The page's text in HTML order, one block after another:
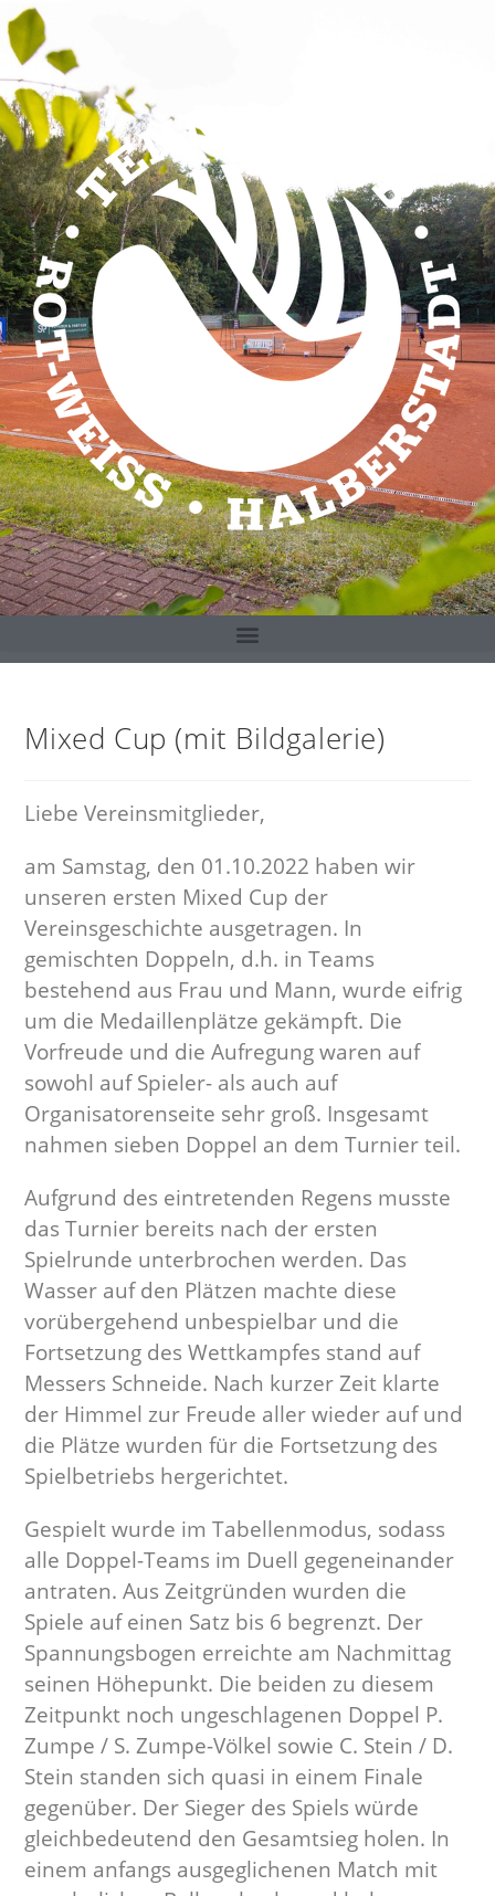
Mixed Cup (mit Bildgalerie)
Liebe Vereinsmitglieder,
am Samstag, den 01.10.2022 haben wir
unseren ersten Mixed Cup der
Vereinsgeschichte ausgetragen. In
gemischten Doppeln, d.h. in Teams
bestehend aus Frau und Mann, wurde eifrig
um die Medaillenplätze gekämpft. Die
Vorfreude und die Aufregung waren auf
sowohl auf Spieler- als auch auf
Organisatorenseite sehr groß. Insgesamt
nahmen sieben Doppel an dem Turnier teil.
Aufgrund des eintretenden Regens musste
das Turnier bereits nach der ersten
Spielrunde unterbrochen werden. Das
Wasser auf den Plätzen machte diese
vorübergehend unbespielbar und die
Fortsetzung des Wettkampfes stand auf
Messers Schneide. Nach kurzer Zeit klarte
der Himmel zur Freude aller wieder auf und
die Plätze wurden für die Fortsetzung des
Spielbetriebs hergerichtet.
Gespielt wurde im Tabellenmodus, sodass
alle Doppel-Teams im Duell gegeneinander
antraten. Aus Zeitgründen wurden die
Spiele auf einen Satz bis 6 begrenzt. Der
Spannungsbogen erreichte am Nachmittag
seinen Höhepunkt. Die beiden zu diesem
Zeitpunkt noch ungeschlagenen Doppel P.
Zumpe / S. Zumpe-Völkel sowie C. Stein / D.
Stein standen sich quasi in einem Finale
gegenüber. Der Sieger des Spiels würde
gleichbedeutend den Gesamtsieg holen. In
einem anfangs ausgeglichenen Match mit